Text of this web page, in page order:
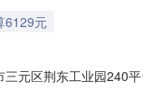
6129元
元区荆东工业园240